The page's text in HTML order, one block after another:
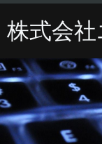
株式会
Skip
to
content